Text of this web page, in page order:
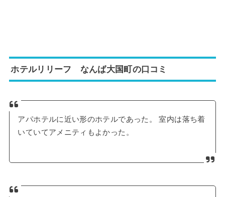
ホテルリリーフ なんば大国町の口コミ
アパホテルに近い形のホテルであった。 室内は落ち着
いていてアメニティもよかった。